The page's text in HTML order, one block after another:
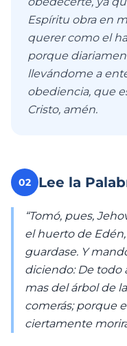
Espíritu obra en
querer como el
porque
llevándome a
obediencia, que
Cristo, amén.
02 Lee la
“Tomó, pues,
el huerto de
guardase. Y
diciendo: De todo
mas del árbol de
comerás; porque
ciertamente